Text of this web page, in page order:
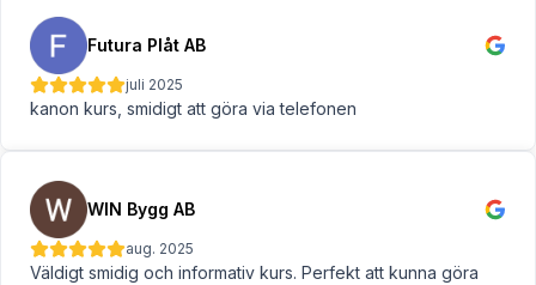
Futura Plåt AB
juli 2025
kanon kurs, smidigt att göra via telefonen
WIN Bygg AB
aug. 2025
Väldigt smidig och informativ kurs. Perfekt att kunna göra